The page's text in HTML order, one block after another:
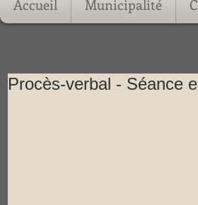
Accueil Municipalité
Procès-verbal - Séance